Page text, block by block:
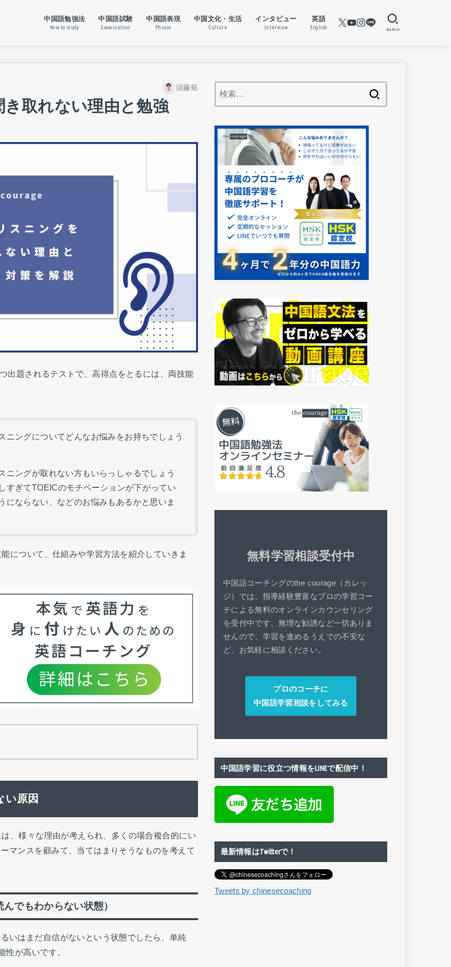
中国語勉強法
How to study
中国語試験
Examination
中国語表現
Phrase
中国文化・生活
Culture
インタビュー
Interview
英語
English SEARCH
須藤拓
取れない理由と勉強
出題されるテストで、高得点をとるには、両技能
ニングについてどんなお悩みをお持ちでしょう
ニングが取れない方もいらっしゃるでしょう
すぎてTOEICのモチベーションが下がってい
にならない、などのお悩みもあるかと思いま
について、仕組みや学習方法を紹介していきま
い原因
、様々な理由が考えられ、多くの場合複合的にい
マンスを顧みて、当てはまりそうなものを考えて
でもわからない状態）
いはまだ自信がないという状態でしたら、単純
性が高いです。
無料学習相談受付中
中国語コーチングのthe courage（カレッ
ジ）では、指導経験豊富なプロの学習コー
チによる無料のオンラインカウンセリング
を受付中です。無理な勧誘など一切ありま
せんので、学習を進めるうえでの不安な
ど、お気軽に相談ください。
プロのコーチに
中国語学習相談をしてみる
中国語学習に役立つ情報をLINEで配信中！
最新情報はTwitterで！
Tweets by chinesecoaching